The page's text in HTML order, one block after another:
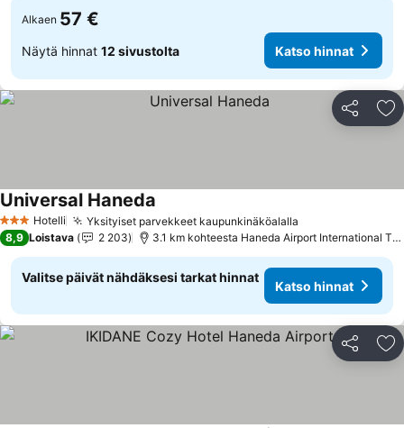
Alkaen 57 €
Näytä hinnat 12 sivustolta Katso hinnat
Jaa
3 Tähtiluokitus
Hotelli Yksityiset parvekkeet kaupunkinäköalalla
Universal Haneda
8,9 Loistava 2 203 3.1 km kohteesta Haneda Airport International
Valitse päivät nähdäksesi tarkat hinnat
Katso hinnat
Jaa